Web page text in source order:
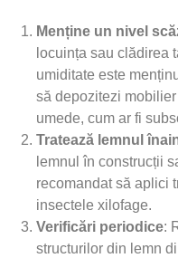
Menține un nivel
locuința sau clădirea
umiditate este
să depozitezi
umede, cum ar fi
Tratează lemnul
lemnul în construcții
recomandat să aplici
insectele xilofage.
Verificări periodice:
structurilor din lemn